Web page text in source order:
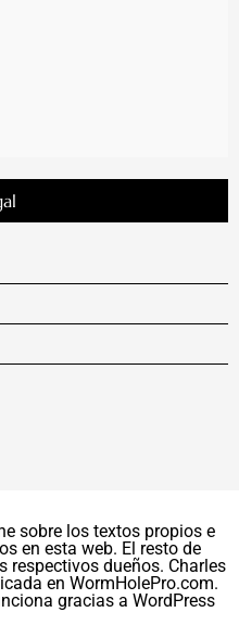
sobre los textos propios e
en esta web. El resto de
respectivos dueños. Charles
en WormHolePro.com.
gracias a WordPress